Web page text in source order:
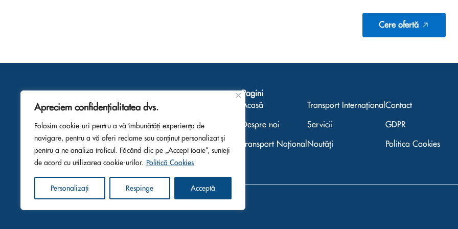
Apreciem confidențialitatea dvs.
Folosim cookie-uri pentru a vă îmbunătăți experiența de
navigare, pentru a vă oferi reclame sau conținut personalizat și
pentru a ne analiza traficul. Făcând clic pe „Accept toate”, sunteți
de acord cu utilizarea cookie-urilor. Politică Cookies
Personalizați Respinge Acceptă
Cere ofertă
Pagini
Acasă
Despre noi
Transport Național
Transport Internațional
Servicii
Noutăți
Contact
GDPR
Politica Cookies